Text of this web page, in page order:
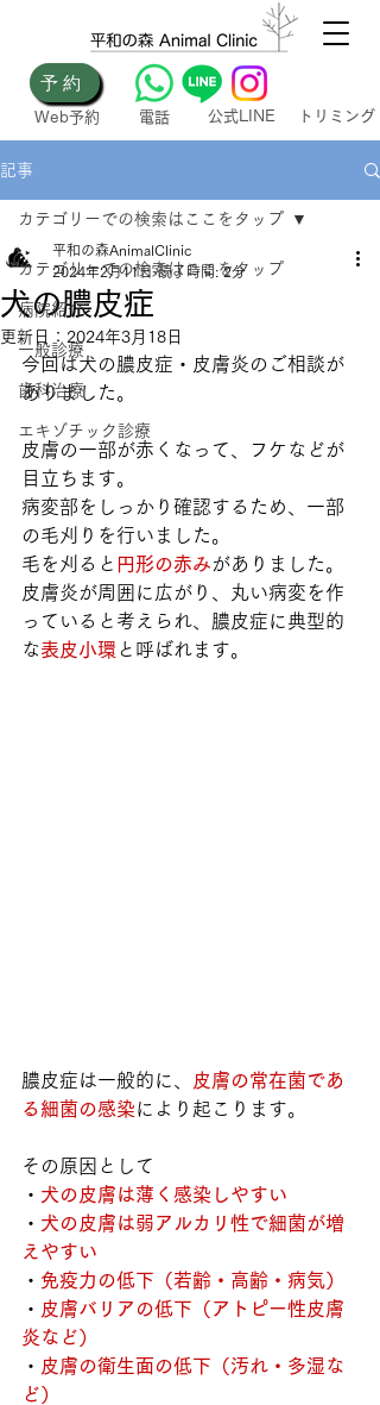
​公式LINE トリミング
予約
Web​予約​ 電話
記事
カテゴリーでの検索はここをタップ
病院紹介
一般診療
歯科治療
エキゾチック診療
カテゴリーでの検索はここをタップ
犬の膿皮症
平和の森AnimalClinic
2024年2月11日 読了時間: 2分
更新日： 2024年3月18日
今回は犬の膿皮症・皮膚炎のご相談が
ありました。
皮膚の一部が赤くなって、フケなどが
目立ちます。
病変部をしっかり確認するため、一部
の毛刈りを行いました。
毛を刈ると 円形の赤みがありました。
皮膚炎が周囲に広がり、丸い病変を作
っていると考えられ、膿皮症に典型的
な表皮小環 と呼ばれます。
膿皮症は一般的に、
皮膚の常在菌であ
る細菌の感染により起こります。
その原因として
・ 犬の皮膚は薄く感染しやすい
・ 犬の皮膚は弱アルカリ性で細菌が増
えやすい
・ 免疫力の低下（若齢・高齢・病気）
・ 皮膚バリアの低下（アトピー性皮膚
炎など）
・ 皮膚の衛生面の低下（汚れ・多湿な
ど）